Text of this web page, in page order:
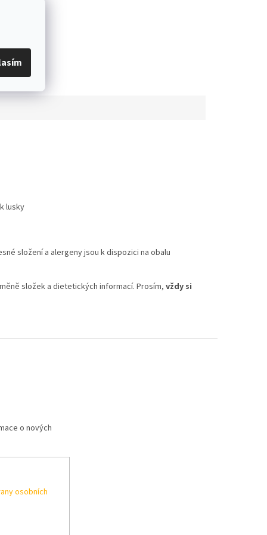
lusky
složení a alergeny jsou k dispozici na obalu
složek a dietetických informací. Prosím, vždy si
o nových
osobních